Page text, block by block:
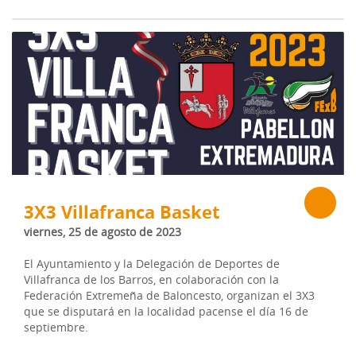
3X3 Villafranca Basket
viernes, 25 de agosto de 2023
El Ayuntamiento y la Delegación de Deportes de
Villafranca de los Barros, en colaboración con la
Federación Extremeña de Baloncesto, organizan el 3X3
que se disputará en la localidad pacense el día 16 de
septiembre.